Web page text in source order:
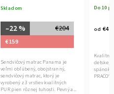
Skladom
€204
–22 %
€159
Sendvičový matrac Panama je
veľmi obľúbený, obojstranný,
sendvičový matrac, ktorý je
vyrobený z 3 vrstiev kvalitných
PUR pien rôznej tuhosti. Pevný a...
Do 10
od €49
Kvalitný
detskej
spánok. DODANIE DO 10